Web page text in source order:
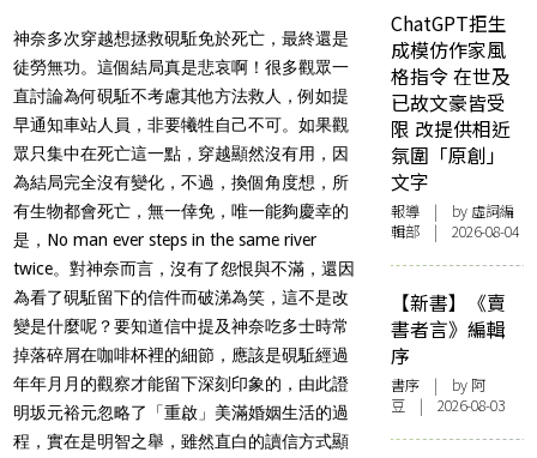
神奈多次穿越想拯救硯駈免於死亡，最終還是
徒勞無功。這個結局真是悲哀啊！很多觀眾一
直討論為何硯駈不考慮其他方法救人，例如提
早通知車站人員，非要犧牲自己不可。如果觀
眾只集中在死亡這一點，穿越顯然沒有用，因
為結局完全沒有變化，不過，換個角度想，所
有生物都會死亡，無一倖免，唯一能夠慶幸的
是，No man ever steps in the same river
twice。對神奈而言，沒有了怨恨與不滿，還因
為看了硯駈留下的信件而破涕為笑，這不是改
變是什麼呢？要知道信中提及神奈吃多士時常
掉落碎屑在咖啡杯裡的細節，應該是硯駈經過
年年月月的觀察才能留下深刻印象的，由此證
明坂元裕元忽略了「重啟」美滿婚姻生活的過
程，實在是明智之舉，雖然直白的讀信方式顯
ChatGPT拒生
成模仿作家風
格指令 在世及
已故文豪皆受
限 改提供相近
氛圍「原創」
文字
報導 | by 虛詞編
輯部 | 2026-08-04
【新書】《賣
書者言》編輯
序
書序 | by 阿
豆 | 2026-08-03